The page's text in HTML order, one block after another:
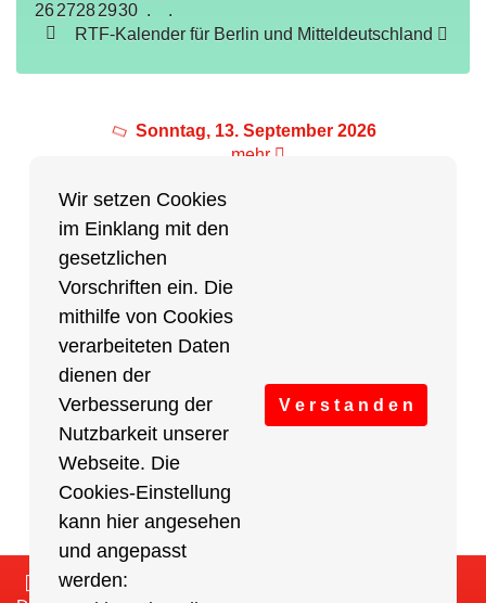
Wir setzen Cookies
im Einklang mit den
gesetzlichen
Vorschriften ein. Die
mithilfe von Cookies
verarbeiteten Daten
dienen der
Verbesserung der
Nutzbarkeit unserer
Webseite. Die
Cookies-Einstellung
kann hier angesehen
und angepasst
werden:
V e r s t a n d e n
2627282930 .
.
RTF-Kalender für Berlin und Mitteldeutschland
Sonntag, 13. September 2026
mehr
Partner des Breitensports
Impressum